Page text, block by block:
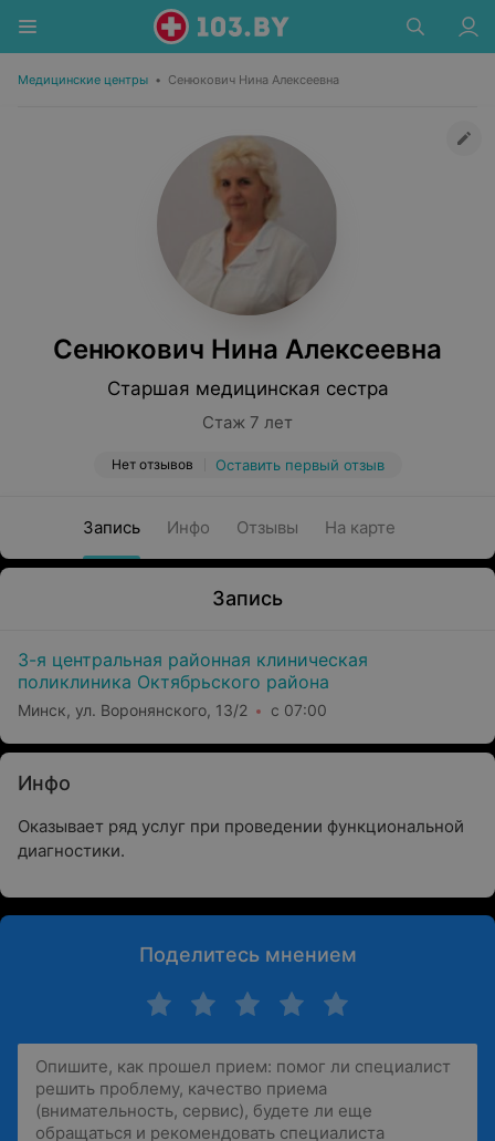
Медицинские центры • Сенюкович Нина Алексеевна
Сенюкович Нина Алексеевна
Старшая медицинская сестра
Стаж 7 лет
Нет отзывов Оставить первый отзыв
Запись Инфо Отзывы На карте
Запись
3-я центральная районная клиническая
поликлиника Октябрьского района
Минск, ул. Воронянского, 13/2 с 07:00
Инфо
Оказывает ряд услуг при проведении функциональной
диагностики.
Поделитесь мнением